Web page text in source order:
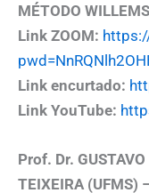
MÉTODO WILLEMS
Link ZOOM:
Link encurtado:
Link YouTube:
Prof. Dr.
TEIXEIRA (UFMS)